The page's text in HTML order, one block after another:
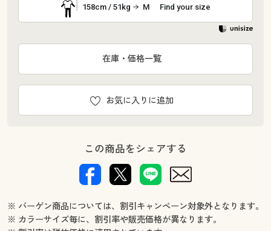
158cm / 51kg M Find your size
お気に入りに追加
在庫・価格一覧
この商品をシェアする
※ バーゲン商品については、割引キャンペーン対象外となります。
※ カラーサイズ毎に、割引率や販売価格が異なります。